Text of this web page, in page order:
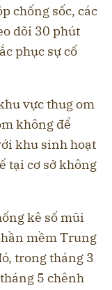
chống sốc, các
dõi 30 phút
phục sự cố
vực thug om
không để
khu sinh hoạt
tại cơ sở không
kê số mũi
mềm Trung
trong tháng 3
5 chênh